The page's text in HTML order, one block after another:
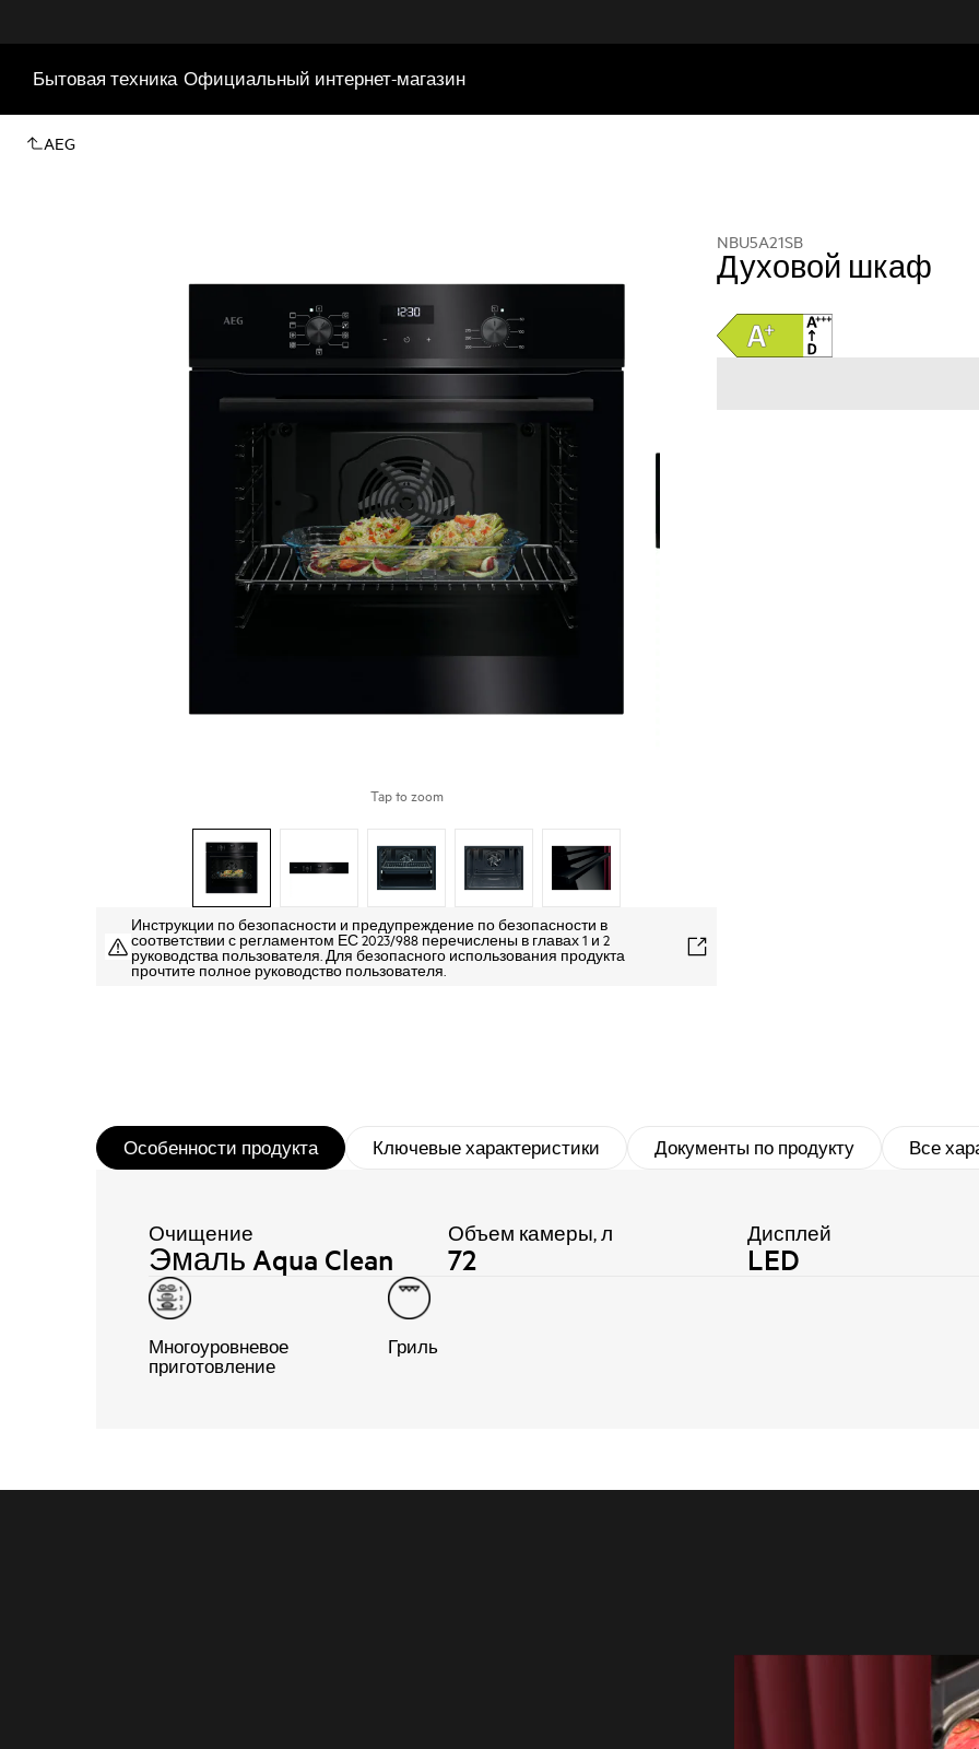
Бытовая техника Официальный интернет-магазин
AEG
Tap to zoom
Инструкции по безопасности и предупреждение по безопасности в
соответствии с регламентом ЕС 2023/988 перечислены в главах 1 и 2
руководства пользователя. Для безопасного использования продукта
прочтите полное руководство пользователя.
NBU5A21SB
Духовой шкаф
Особенности продукта Ключевые характеристики Документы по продукту Все
Очищение
Эмаль Aqua Clean
Объем камеры, л
72
Дисплей
LED
Многоуровневое
приготовление
Гриль